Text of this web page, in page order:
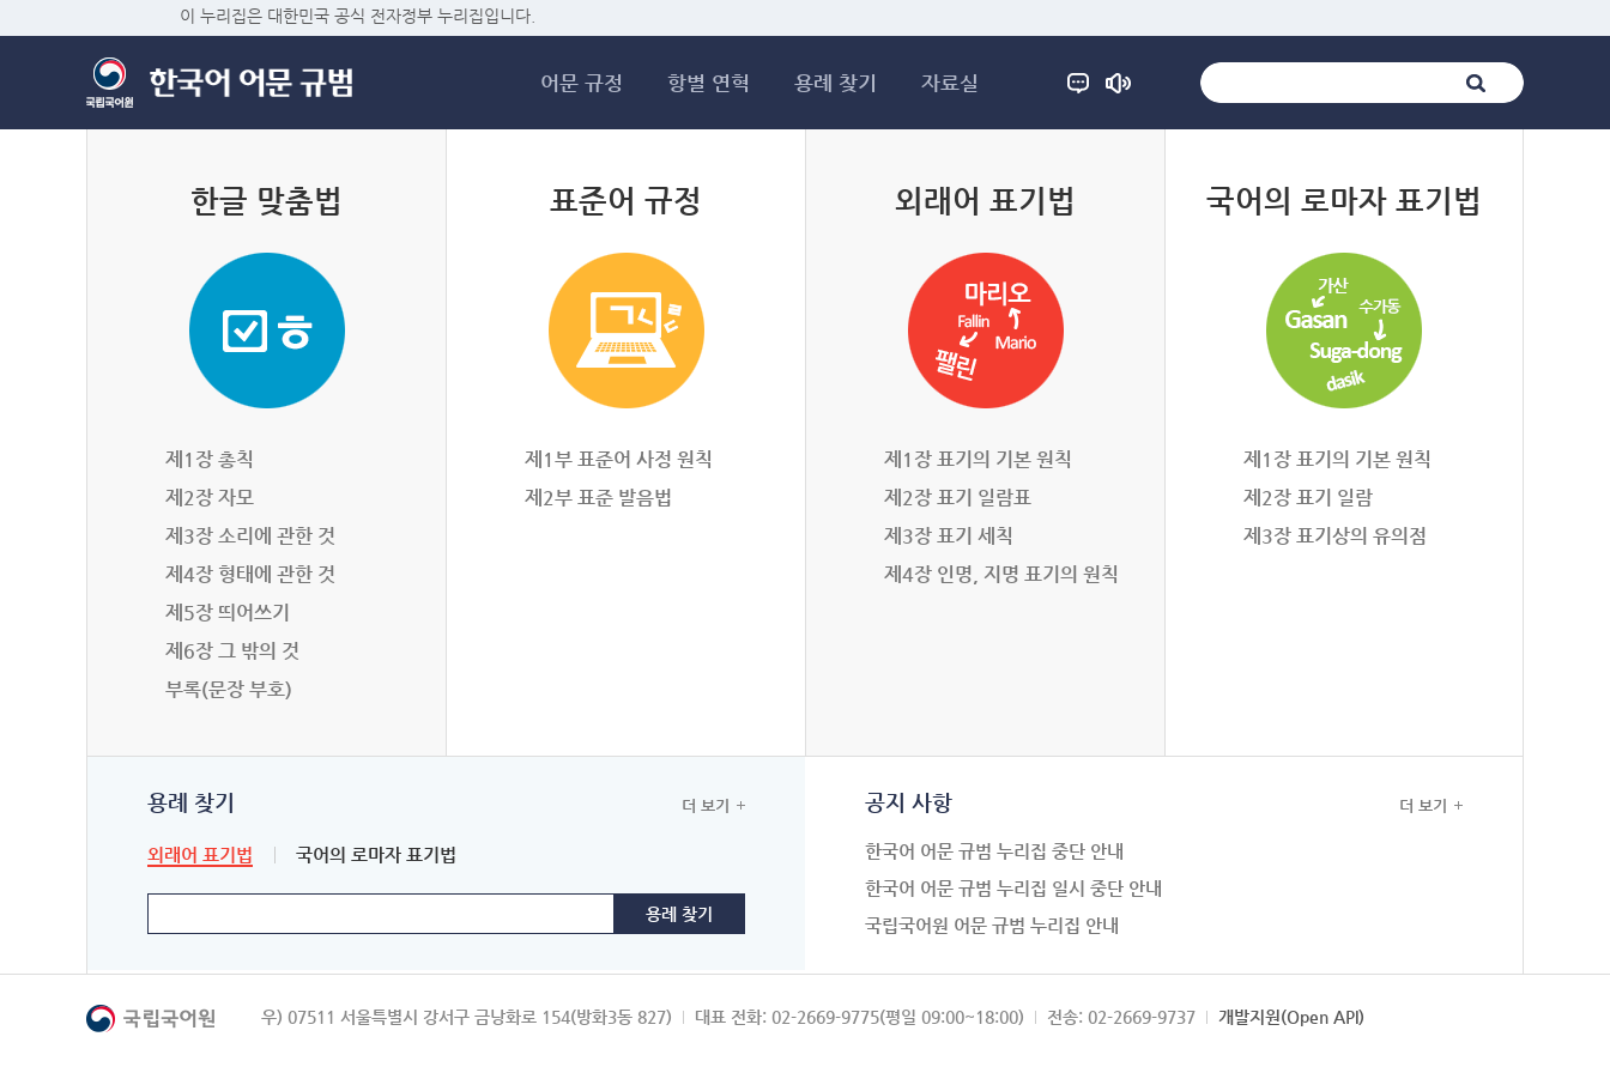
이 누리집은 대한민국 공식 전자정부 누리집입니다.
어문 규정 항별 연혁 용례 찾기 자료실
한글 맞춤법
제1장 총칙
제2장 자모
제3장 소리에 관한 것
제4장 형태에 관한 것
제5장 띄어쓰기
제6장 그 밖의 것
부록(문장 부호)
표준어 규정
제1부 표준어 사정 원칙
제2부 표준 발음법
외래어 표기법
제1장 표기의 기본 원칙
제2장 표기 일람표
제3장 표기 세칙
제4장 인명, 지명 표기의 원칙
국어의 로마자 표기법
제1장 표기의 기본 원칙
제2장 표기 일람
제3장 표기상의 유의점
용례 찾기
외래어 표기법 국어의 로마자 표기법
더 보기 공지 사항
한국어 어문 규범 누리집 중단 안내
한국어 어문 규범 누리집 일시 중단 안내
국립국어원 어문 규범 누리집 안내
더 보기
우) 07511 서울특별시 강서구 금낭화로 154(방화3동 827) 대표 전화: 02-2669-9775(평일 09:00~18:00) 전송: 02-2669-9737 개발지원(Open API)